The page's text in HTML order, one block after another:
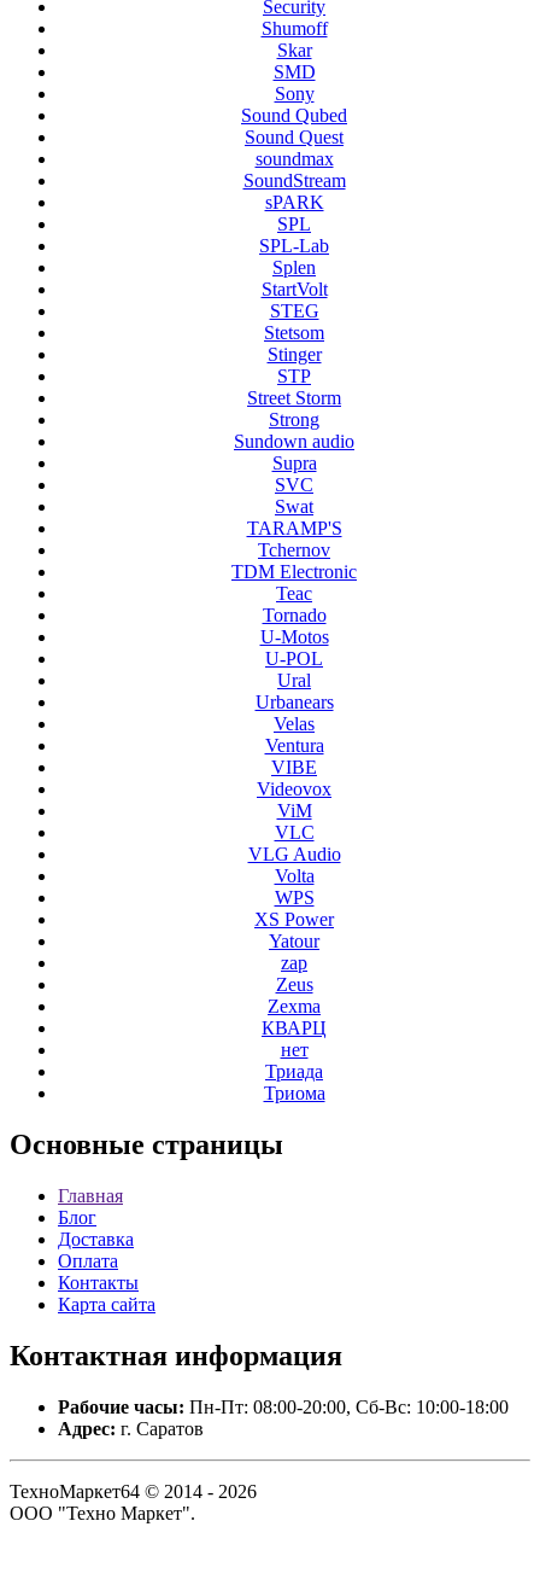
Security
Shumoff
Skar
SMD
Sony
Sound Qubed
Sound Quest
soundmax
SoundStream
sPARK
SPL
SPL-Lab
Splen
StartVolt
STEG
Stetsom
Stinger
STP
Street Storm
Strong
Sundown audio
Supra
SVC
Swat
TARAMP'S
Tchernov
TDM Electronic
Teac
Tornado
U-Motos
U-POL
Ural
Urbanears
Velas
Ventura
VIBE
Videovox
ViM
VLC
VLG Audio
Volta
WPS
XS Power
Yatour
zap
Zeus
Zexma
КВАРЦ
нет
Триада
Триома
Основные страницы
Главная
Блог
Доставка
Оплата
Контакты
Карта сайта
Контактная информация
Рабочие часы: Пн-Пт: 08:00-20:00, Сб-Вс: 10:00-18:00
Адрес: г. Саратов
ТехноМаркет64 © 2014 - 2026
ООО "Техно Маркет".